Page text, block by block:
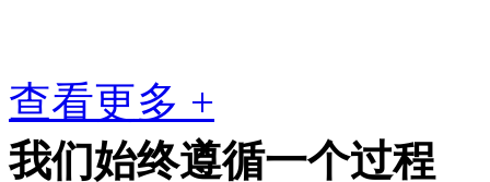
查看更多 +
我们始终遵循一个过程